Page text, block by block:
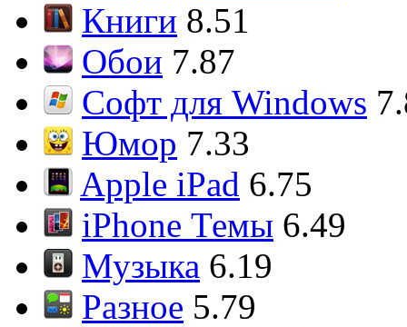
Книги 8.51
Обои 7.87
Софт для Windows
Юмор 7.33
Apple iPad 6.75
iPhone Темы 6.49
Музыка 6.19
Разное 5.79